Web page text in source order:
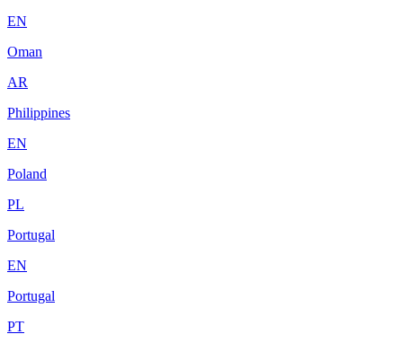
EN
Oman
AR
Philippines
EN
Poland
PL
Portugal
EN
Portugal
PT